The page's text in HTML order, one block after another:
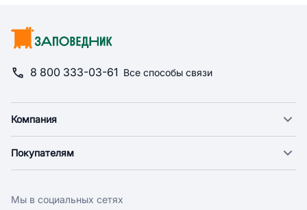
8 800 333-03-61 Все способы связи
Компания
Новости
Поставщикам
Покупателям
Оплата
Мы в социальных сетях